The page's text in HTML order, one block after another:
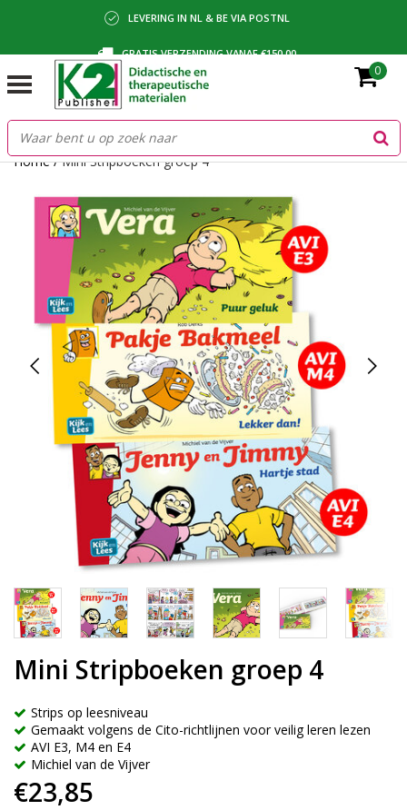
LEVERING IN NL & BE VIA POSTNL
GRATIS VERZENDING VANAF €150,00
BETALING VIA IDEAL, BANCONTACT OF FACTUUR
0
Home/Mini Stripboeken groep 4
Mini Stripboeken groep 4
Strips op leesniveau
Gemaakt volgens de Cito-richtlijnen voor veilig leren lezen
AVI E3, M4 en E4
Michiel van de Vijver
€23,85